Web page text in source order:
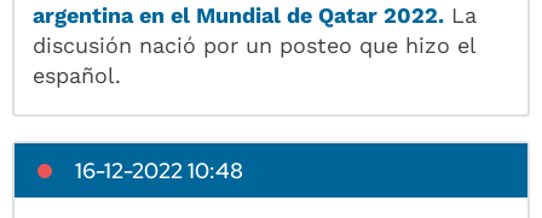
argentina en el Mundial de Qatar 2022. La
discusión nació por un posteo que hizo el
español.
16-12-2022 10:48